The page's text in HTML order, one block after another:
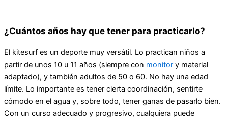
¿Cuántos años hay que tener para practicarlo?
El kitesurf es un deporte muy versátil. Lo practican niños a
partir de unos 10 u 11 años (siempre con monitor y material
adaptado), y también adultos de 50 o 60. No hay una edad
límite. Lo importante es tener cierta coordinación, sentirte
cómodo en el agua y, sobre todo, tener ganas de pasarlo bien.
Con un curso adecuado y progresivo, cualquiera puede